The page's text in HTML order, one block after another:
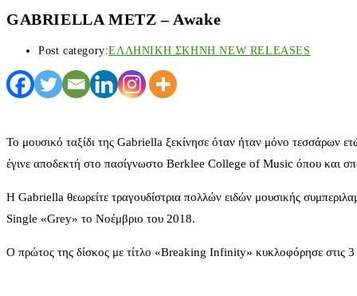
GABRIELLA METZ – Awake
Post category:ΕΛΛΗΝΙΚΗ ΣΚΗΝΗ NEW RELEASES
Το μουσικό ταξίδι της Gabriella ξεκίνησε όταν ήταν μόνο
έγινε αποδεκτή στο πασίγνωστο Berklee College of Music όπου και
H Gabriella θεωρείτε τραγουδίστρια πολλών ειδών μουσικής
Single «Grey» το Νοέμβριο του 2018.
Ο πρώτος της δίσκος με τίτλο «Breaking Infinity» κυκλοφόρησε στις